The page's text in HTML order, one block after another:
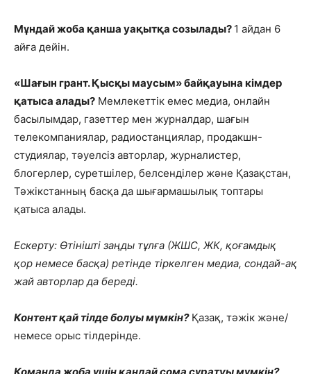
Мұндай жоба қанша уақытқа созылады? 1 айдан 6
айға дейін.
«Шағын грант. Қысқы маусым» байқауына кімдер
қатыса алады? Мемлекеттік емес медиа, онлайн
басылымдар, газеттер мен журналдар, шағын
телекомпаниялар, радиостанциялар, продакшн-
студиялар, тәуелсіз авторлар, журналистер,
блогерлер, суретшілер, белсенділер және Қазақстан,
Тәжікстанның басқа да шығармашылық топтары
қатыса алады.
Ескерту: Өтінішті заңды тұлға (ЖШС, ЖК, қоғамдық
қор немесе басқа) ретінде тіркелген медиа, сондай-ақ
жай авторлар да береді.
Контент қай тілде болуы мүмкін?Қазақ, тәжік және/
немесе орыс тілдерінде.
Команда жоба үшін қандай сома сұратуы мүмкін?